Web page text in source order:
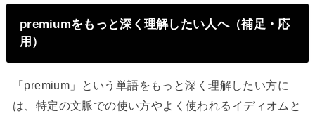
premiumをもっと深く理解したい人へ（補足・応
用）
「premium」という単語をもっと深く理解したい方に
は、特定の文脈での使い方やよく使われるイディオムと